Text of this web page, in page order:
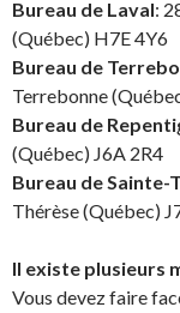
Bureau de Laval:
(Québec) H7E 4Y6
Bureau de
Terrebonne
Bureau de
(Québec) J6A 2R4
Bureau de Sainte-
Thérèse (Québec)
Il existe plusieurs
Vous devez faire